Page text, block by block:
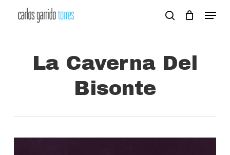
search
Menu
La Caverna Del
Bisonte